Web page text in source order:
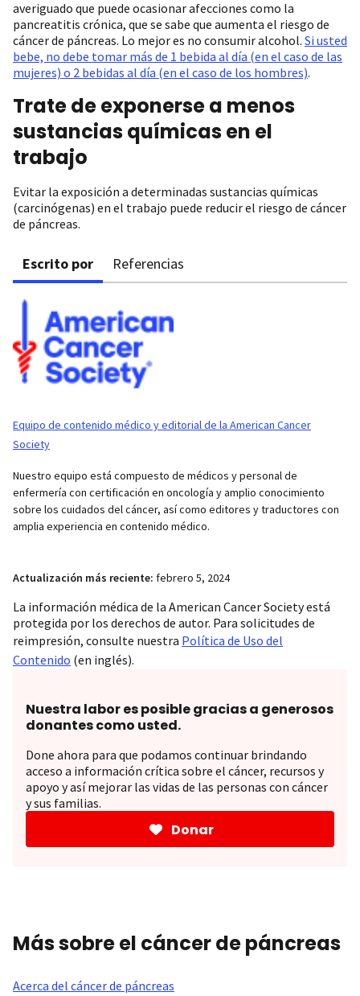
averiguado que puede ocasionar afecciones como la
pancreatitis crónica, que se sabe que aumenta el riesgo de
cáncer de páncreas. Lo mejor es no consumir alcohol. Si usted
bebe, no debe tomar más de 1 bebida al día (en el caso de las
mujeres) o 2 bebidas al día (en el caso de los hombres).
Trate de exponerse a menos
sustancias químicas en el
trabajo
Evitar la exposición a determinadas sustancias químicas
(carcinógenas) en el trabajo puede reducir el riesgo de cáncer
de páncreas.
Escrito por Referencias
Equipo de contenido médico y editorial de la American Cancer
Society
Nuestro equipo está compuesto de médicos y personal de
enfermería con certificación en oncología y amplio conocimiento
sobre los cuidados del cáncer, así como editores y traductores con
amplia experiencia en contenido médico.
Actualización más reciente: febrero 5, 2024
La información médica de la American Cancer Society está
protegida por los derechos de autor. Para solicitudes de
reimpresión, consulte nuestra Política de Uso del
Contenido (en inglés).
Nuestra labor es posible gracias a generosos
donantes como usted.
Done ahora para que podamos continuar brindando
acceso a información crítica sobre el cáncer, recursos y
apoyo y así mejorar las vidas de las personas con cáncer
y sus familias.
Donar
Más sobre el cáncer de páncreas
Acerca del cáncer de páncreas